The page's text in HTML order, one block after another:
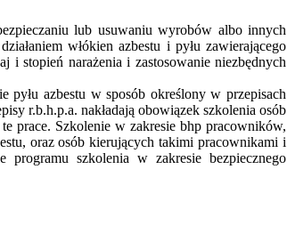
lub usuwaniu wyrobów albo innych
włókien azbestu i pyłu zawierającego
i stopień narażenia i zastosowanie niezbędnych
pyłu azbestu w sposób określony w przepisach
r.b.h.p.a. nakładają obowiązek szkolenia osób
prace. Szkolenie w zakresie bhp pracowników,
oraz osób kierujących takimi pracownikami i
szkolenia w zakresie bezpiecznego